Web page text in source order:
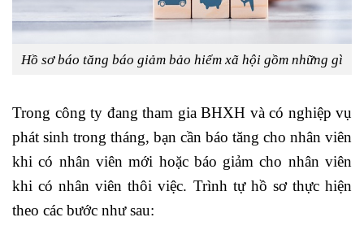
Hồ sơ báo tăng báo giảm bảo hiểm xã hội gồm những gì
Trong công ty đang tham gia BHXH và có nghiệp vụ
phát sinh trong tháng, bạn cần báo tăng cho nhân viên
khi có nhân viên mới hoặc báo giảm cho nhân viên
khi có nhân viên thôi việc. Trình tự hồ sơ thực hiện
theo các bước như sau: